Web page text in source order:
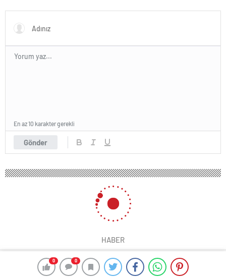
0 0
Gönder
En az 10 karakter gerekli
HABER